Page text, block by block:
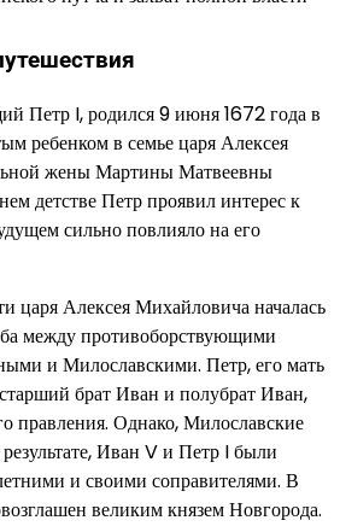
Петр I, родился 9 июня 1672 года в
ребенком в семье царя Алексея
жены Мартины Матвеевны
детстве Петр проявил интерес к
сильно повлияло на его
царя Алексея Михайловича началась
между противоборствующими
и Милославскими. Петр, его мать
брат Иван и полубрат Иван,
правления. Однако, Милославские
Иван V и Петр I были
и своими соправителями. В
великим князем Новгорода.